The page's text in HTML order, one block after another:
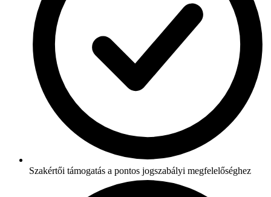
Szakértői támogatás a pontos jogszabályi megfelelőséghez